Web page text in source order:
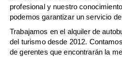
profesional y nuestro
podemos garantizar un servicio
Trabajamos en el alquiler de
del turismo desde 2012.
de gerentes que encontrarán la